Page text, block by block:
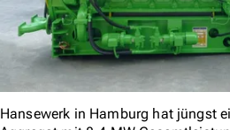
Hansewerk in Hamburg hat jüngst